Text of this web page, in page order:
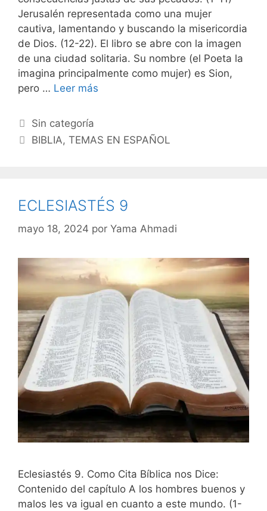
Jerusalén representada como una mujer
cautiva, lamentando y buscando la misericordia
de Dios. (12-22). El libro se abre con la imagen
de una ciudad solitaria. Su nombre (el Poeta la
imagina principalmente como mujer) es Sion,
pero … Leer más
Categorías
Sin categoría
Etiquetas
BIBLIA,TEMAS EN ESPAÑOL
ECLESIASTÉS 9
mayo 18, 2024 por Yama Ahmadi
Eclesiastés 9. Como Cita Bíblica nos Dice:
Contenido del capítulo A los hombres buenos y
malos les va igual en cuanto a este mundo. (1-